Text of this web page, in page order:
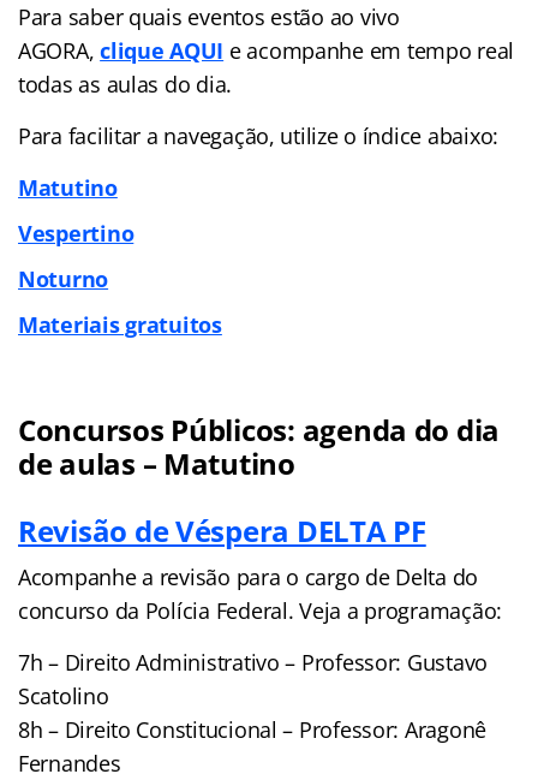
Para saber quais eventos estão ao vivo
AGORA,clique AQUI e acompanhe em tempo real
todas as aulas do dia.
Para facilitar a navegação, utilize o índice abaixo:
Matutino
Vespertino
Noturno
Materiais gratuitos
Concursos Públicos: agenda do dia
de aulas – Matutino
Revisão de Véspera DELTA PF
Acompanhe a revisão para o cargo de Delta do
concurso da Polícia Federal. Veja a programação:
7h – Direito Administrativo – Professor: Gustavo
Scatolino
8h – Direito Constitucional – Professor: Aragonê
Fernandes